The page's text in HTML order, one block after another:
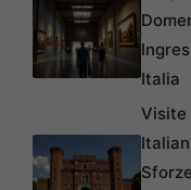
Italia
Visite